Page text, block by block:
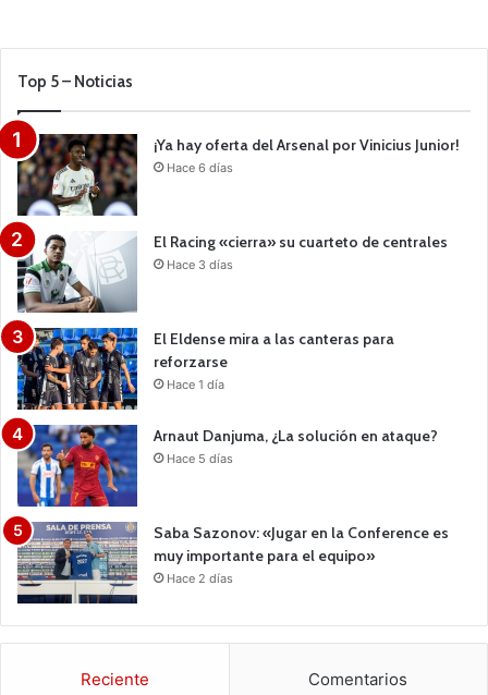
Top 5 – Noticias
¡Ya hay oferta del Arsenal por Vinicius Junior!
Hace 6 días
El Racing «cierra» su cuarteto de centrales
Hace 3 días
El Eldense mira a las canteras para
reforzarse
Hace 1 día
Arnaut Danjuma, ¿La solución en ataque?
Hace 5 días
Saba Sazonov: «Jugar en la Conference es
muy importante para el equipo»
Hace 2 días
Reciente Comentarios